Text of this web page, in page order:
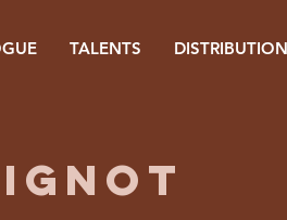
TALENTS DISTRIBUTION